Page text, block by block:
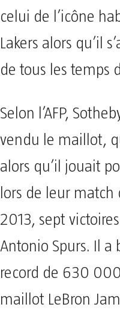
celui de l’icône
Lakers alors qu’il
de tous les temps
Selon l’AFP,
vendu le maillot,
alors qu’il jouait
lors de leur match
2013, sept
Antonio Spurs. Il
record de 630
maillot LeBron